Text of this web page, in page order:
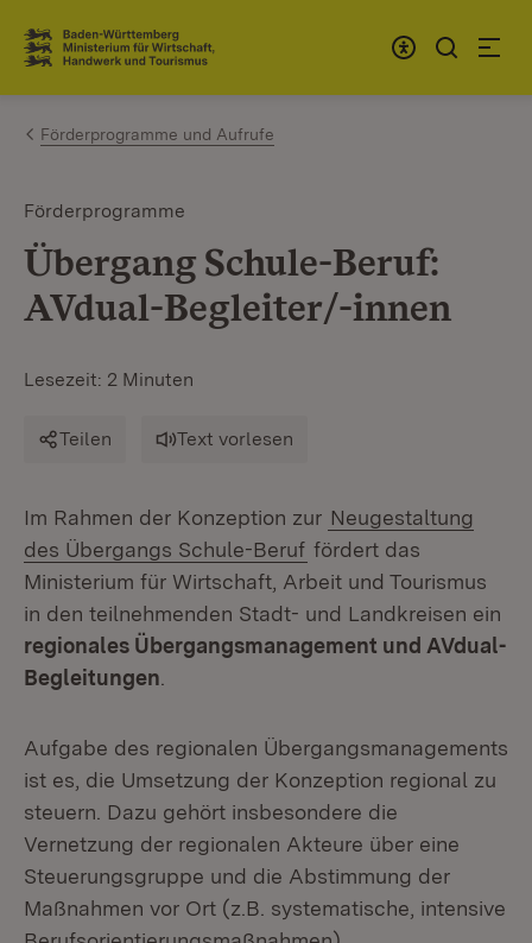
Zum Inhalt springen
Link zur Startseite
Förderprogramme und Aufrufe
Förderprogramme
Übergang Schule-Beruf:
AVdual-Begleiter/-innen
Lesezeit: 2 Minuten
Teilen Text vorlesen
Im Rahmen der Konzeption zur Neugestaltung
des Übergangs Schule-Beruf fördert das
Ministerium für Wirtschaft, Arbeit und Tourismus
in den teilnehmenden Stadt- und Landkreisen ein
regionales Übergangsmanagement und AVdual-
Begleitungen
Aufgabe des regionalen Übergangsmanagements
ist es, die Umsetzung der Konzeption regional zu
steuern. Dazu gehört insbesondere die
Vernetzung der regionalen Akteure über eine
Steuerungsgruppe und die Abstimmung der
Maßnahmen vor Ort (z.B. systematische, intensive